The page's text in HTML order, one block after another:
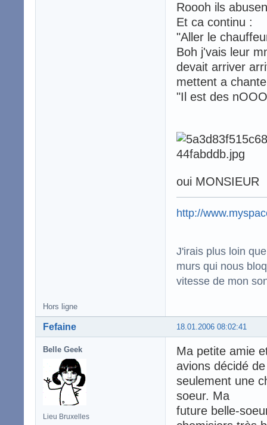
Roooh ils
Et ca continu :
"Aller le
Boh j'vais leur
devait arriver
mettent a
"Il est des
oui MONSIEUR
http://
J'irais plus loin
murs qui nous
vitesse de mon
Hors ligne
18.01.2006 08:02:41
Fefaine
Belle Geek
Lieu Bruxelles
Ma petite amie
avions décidé
seulement une
soeur. Ma
future belle-